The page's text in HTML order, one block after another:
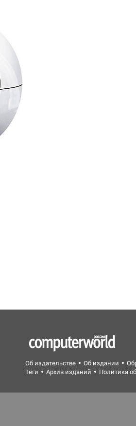
Об издательстве Об издании
Теги
Архив изданий Политика